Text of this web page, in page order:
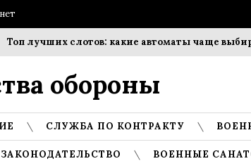
лучших слотов: какие автоматы чаще
обороны
СЛУЖБА ПО КОНТРАКТУ
ВОЕННЫЕ